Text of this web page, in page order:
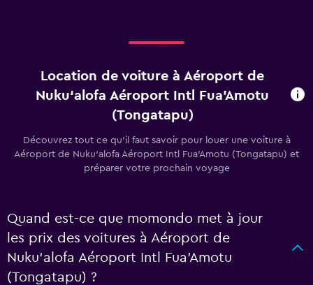
Location de voiture à Aéroport de
Nuku‘alofa Aéroport Intl Fua'Amotu
(Tongatapu)
Découvrez tout ce qu’il faut savoir pour louer une voiture à
Aéroport de Nuku‘alofa Aéroport Intl Fua'Amotu (Tongatapu) et
préparer votre prochain voyage
Quand est-ce que momondo met à jour
les prix des voitures à Aéroport de
Nuku‘alofa Aéroport Intl Fua'Amotu
(Tongatapu) ?